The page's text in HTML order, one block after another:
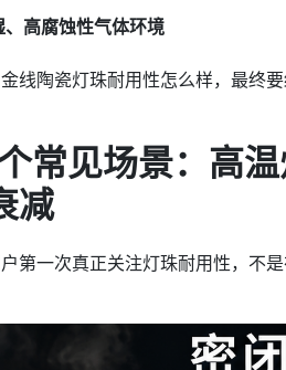
、高腐蚀性气体环境
线陶瓷灯珠耐用性怎么样，最终
常见场景：高
减
第一次真正关注灯珠耐用性，不